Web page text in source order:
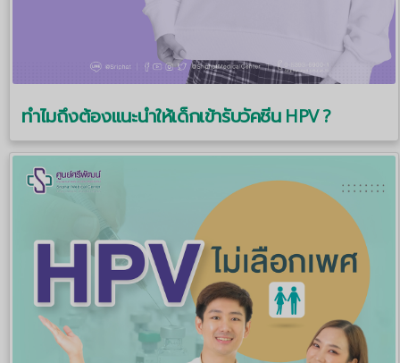
ทำไมถึงต้องแนะนำให้เด็กเข้ารับวัคซีน HPV ?